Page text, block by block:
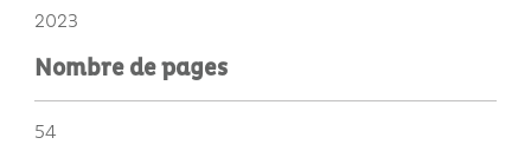
2023
Nombre de pages
54